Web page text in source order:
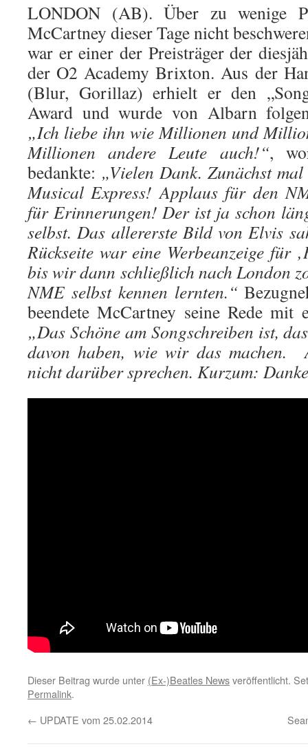
LONDON (AB). Über zu wenige
McCartney dieser Tage nicht
war er einer der Preisträger der
der O2 Academy Brixton. Aus der
(Blur, Gorillaz) erhielt er den
Award und wurde von Albarn
„Ich liebe ihn wie Millionen und
Millionen andere Leute auch!“,
bedankte: „Vielen Dank. Zunächst
Musical Express! Applaus für den
für Erinnerungen! Der ist ja schon
selbst. Das allererste Bild von Elvis
Rückseite war eine Werbeanzeige für
bis wir dann schließlich nach London
NME selbst kennen lernten.“
beendete McCartney seine Rede mit
„Das Schöne am Songschreiben ist,
davon haben, wie wir das machen.
nicht darüber sprechen. Kurzum:
Dieser Beitrag wurde unter (Ex-)Beatles Newsveröffentlicht.
Permalink.
← UPDATE vom 25.02.2014